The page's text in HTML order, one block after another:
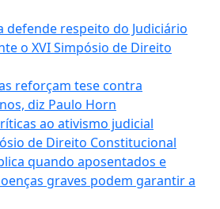
defende respeito do Judiciário
o XVI Simpósio de Direito
reforçam tese contra
diz Paulo Horn
ao ativismo judicial
de Direito Constitucional
quando aposentados e
graves podem garantir a